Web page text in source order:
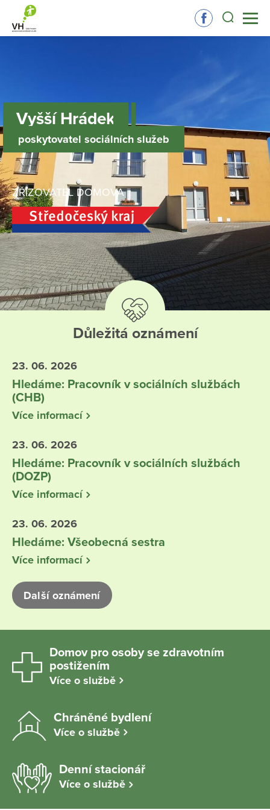
Vyšší Hrádek
poskytovatel sociálních služeb
ZŘIZOVATEL DOMOVA
Důležitá oznámení
23. 06. 2026
Hledáme: Pracovník v sociálních službách
(CHB)
Více informací
23. 06. 2026
Hledáme: Pracovník v sociálních službách
(DOZP)
Více informací
23. 06. 2026
Hledáme: Všeobecná sestra
Více informací
Další oznámení
Domov pro osoby se zdravotním
postižením
Více o službě
Chráněné bydlení
Více o službě
Denní stacionář
Více o službě